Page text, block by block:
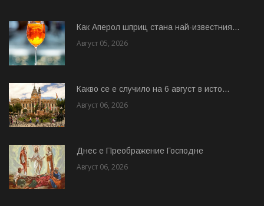
Как Аперол шприц стана най-известния...
Август 05, 2026
Какво се е случило на 6 август в исто...
Август 06, 2026
Днес е Преображение Господне
Август 06, 2026